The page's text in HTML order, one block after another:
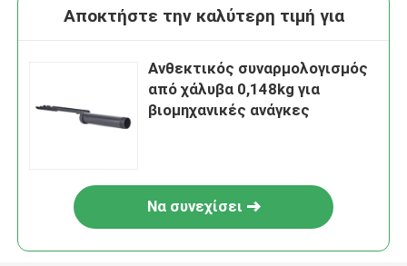
Αποκτήστε την καλύτερη τιμή για
Ανθεκτικός συναρμολογισμός
από χάλυβα 0,148kg για
βιομηχανικές ανάγκες
Να συνεχίσει